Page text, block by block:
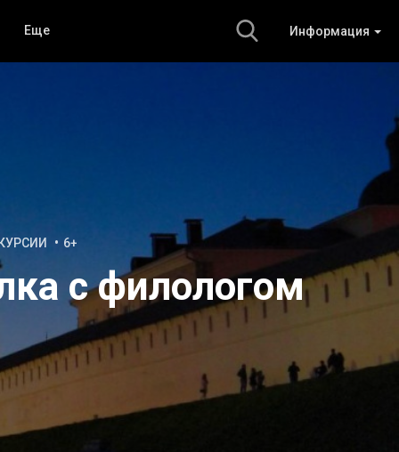
Информация
Еще
6+
с филологом